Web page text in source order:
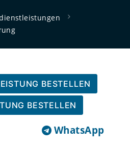
BESTELLEN
BESTELLEN
WhatsApp